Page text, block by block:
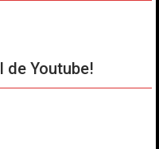
de Youtube!